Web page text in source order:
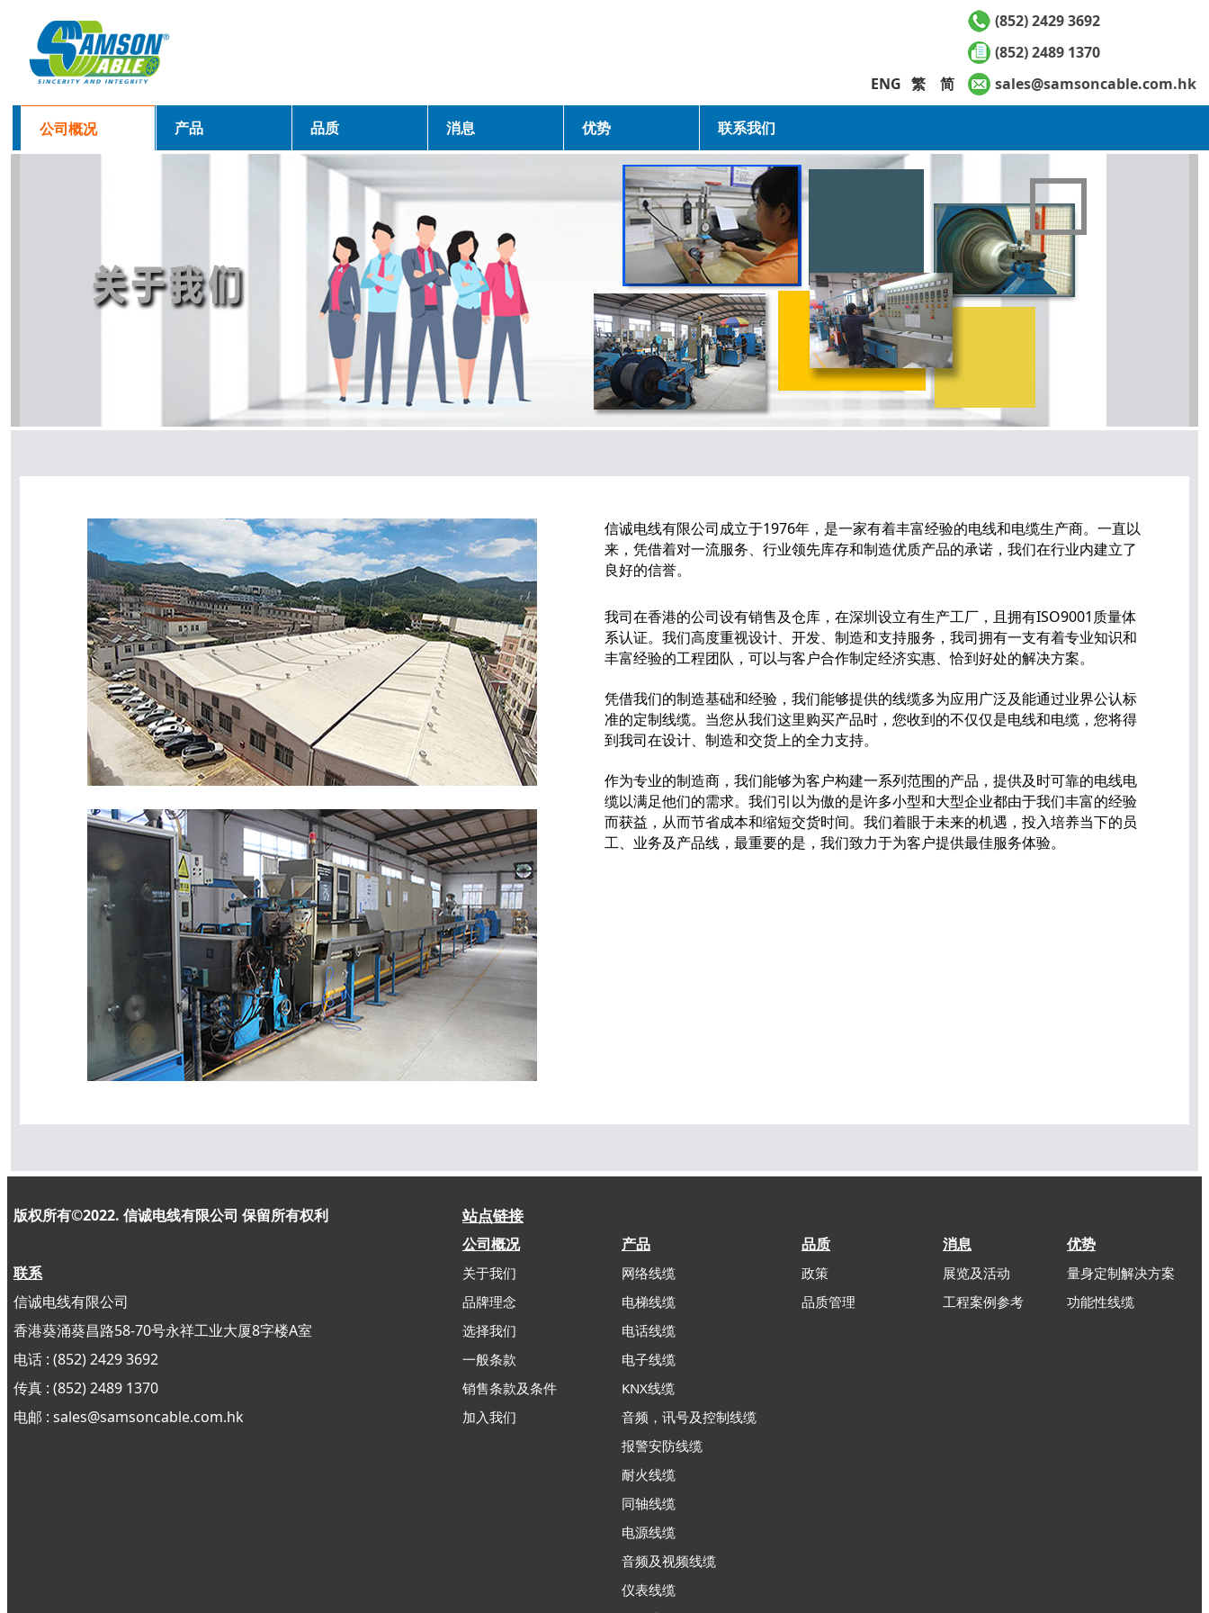
(852) 2429 3692
(852) 2489 1370
ENG 繁 简 sales@samsoncable.com.hk
公司概况 产品 品质 消息 优势 联系我们
信诚电线有限公司成立于1976年，是一家有着丰富经验的电线和电缆生产商。一直以
来，凭借着对一流服务、行业领先库存和制造优质产品的承诺，我们在行业内建立了
良好的信誉。
我司在香港的公司设有销售及仓库，在深圳设立有生产工厂，且拥有ISO9001质量体
系认证。我们高度重视设计、开发、制造和支持服务，我司拥有一支有着专业知识和
丰富经验的工程团队，可以与客户合作制定经济实惠、恰到好处的解决方案。
凭借我们的制造基础和经验，我们能够提供的线缆多为应用广泛及能通过业界公认标
准的定制线缆。当您从我们这里购买产品时，您收到的不仅仅是电线和电缆，您将得
到我司在设计、制造和交货上的全力支持。
作为专业的制造商，我们能够为客户构建一系列范围的产品，提供及时可靠的电线电
缆以满足他们的需求。我们引以为傲的是许多小型和大型企业都由于我们丰富的经验
而获益，从而节省成本和缩短交货时间。我们着眼于未来的机遇，投入培养当下的员
工、业务及产品线，最重要的是，我们致力于为客户提供最佳服务体验。
版权所有©2022. 信诚电线有限公司 保留所有权利 站点链接
公司概况 产品 品质 消息
优势
联系
关于我们 网络线缆 政策 展览及活动 量身定制解决方案
信诚电线有限公司 品牌理念 电梯线缆 品质管理 工程案例参考 功能性线缆
香港葵涌葵昌路58-70号永祥工业大厦8字楼A室 选择我们 电话线缆
电话 : (852) 2429 3692 一般条款 电子线缆
传真 : (852)2489 1370 销售条款及条件 KNX线缆
电邮 : sales@samsoncable.com.hk 加入我们
音频，讯号及控制线缆
报警安防线缆
耐火线缆
同轴线缆
电源线缆
音频及视频线缆
仪表线缆